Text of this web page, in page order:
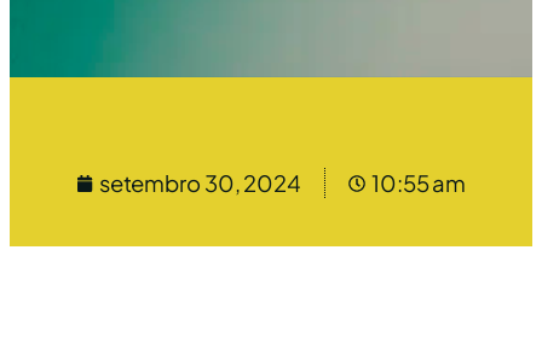
setembro 30, 2024 10:55 am